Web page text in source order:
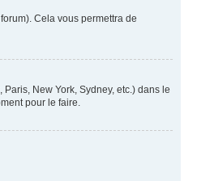
Cela vous permettra de
New York, Sydney, etc.) dans le
pour le faire.